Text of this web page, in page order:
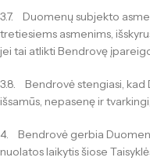
3.7. Duomenų subjekto
tretiesiems asmenims,
jei tai atlikti Bendrovę
3.8. Bendrovė stengiasi,
išsamūs, nepasenę ir
4. Bendrovė gerbia
nuolatos laikytis šiose